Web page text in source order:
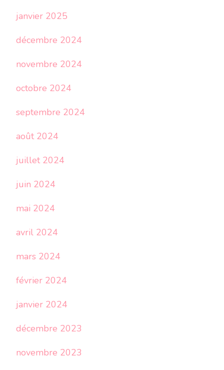
janvier 2025
décembre 2024
novembre 2024
octobre 2024
septembre 2024
août 2024
juillet 2024
juin 2024
mai 2024
avril 2024
mars 2024
février 2024
janvier 2024
décembre 2023
novembre 2023